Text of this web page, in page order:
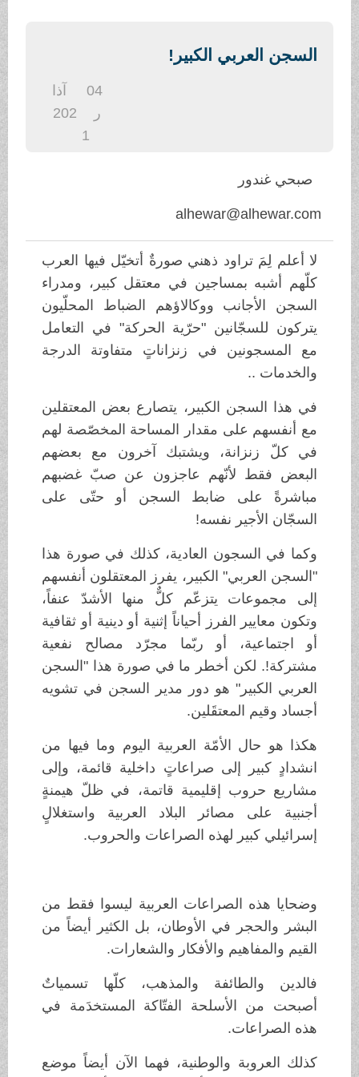
السجن العربي الكبير!
04
202
صبحي غندور
alhewar@alhewar.com
لا أعلم لِمَ تراود ذهني صورةٌ أتخيّل فيها العرب
كلّهم أشبه بمساجين في معتقل كبير، ومدراء
السجن الأجانب ووكالاؤهم الضباط المحلّيون
يتركون للسجّانين "حرّية الحركة" في التعامل
مع المسجونين في زنزاناتٍ متفاوتة الدرجة
والخدمات ..
في هذا السجن الكبير، يتصارع بعض المعتقلين
مع أنفسهم على مقدار المساحة المخصّصة لهم
في كلّ زنزانة، ويشتبك آخرون مع بعضهم
البعض فقط لأنّهم عاجزون عن صبّ غضبهم
مباشرةً على ضابط السجن أو حتّى على
السجّان الأجير نفسه!
وكما في السجون العادية، كذلك في صورة هذا
"السجن العربي" الكبير، يفرز المعتقلون أنفسهم
إلى مجموعات يتزعّم كلٌّ منها الأشدّ عنفاً،
وتكون معايير الفرز أحياناً إثنية أو دينية أو ثقافية
أو اجتماعية، أو ربّما مجرّد مصالح نفعية
مشتركة!. لكن أخطر ما في صورة هذا "السجن
العربي الكبير" هو دور مدير السجن في تشويه
أجساد وقيم المعتقَلين.
هكذا هو حال الأمّة العربية اليوم وما فيها من
انشدادٍ كبير إلى صراعاتٍ داخلية قائمة، وإلى
مشاريع حروب إقليمية قاتمة، في ظلّ هيمنةٍ
أجنبية على مصائر البلاد العربية واستغلالٍ
إسرائيلي كبير لهذه الصراعات والحروب.
وضحايا هذه الصراعات العربية ليسوا فقط من
البشر والحجر في الأوطان، بل الكثير أيضاً من
القيم والمفاهيم والأفكار والشعارات.
فالدين والطائفة والمذهب، كلّها تسمياتٌ
أصبحت من الأسلحة الفتّاكة المستخدَمة في
هذه الصراعات.
كذلك العروبة والوطنية، فهما الآن أيضاً موضع